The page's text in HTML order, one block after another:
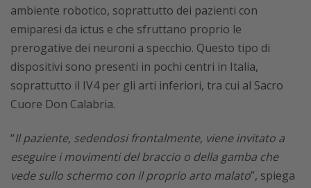
ambiente robotico, soprattutto dei pazienti con
emiparesi da ictus e che sfruttano proprio le
prerogative dei neuroni a specchio. Questo tipo di
dispositivi sono presenti in pochi centri in Italia,
soprattutto il IV4 per gli arti inferiori, tra cui al Sacro
Cuore Don Calabria.
“Il paziente, sedendosi frontalmente, viene invitato a
eseguire i movimenti del braccio o della gamba che
vede sullo schermo con il proprio arto malato”, spiega